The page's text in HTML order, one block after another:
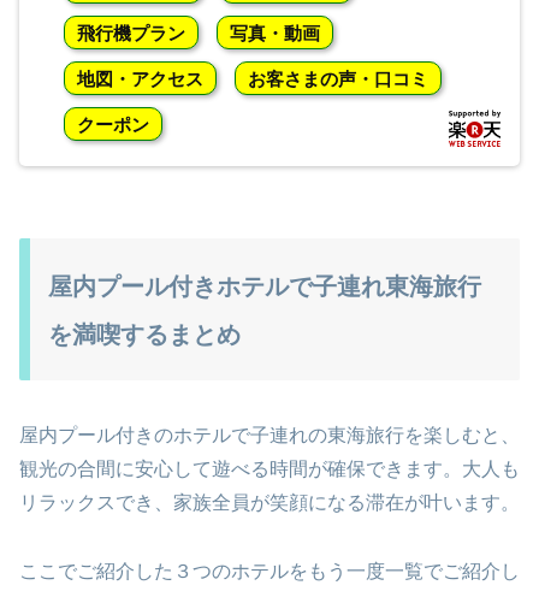
飛行機プラン 写真・動画
地図・アクセス お客さまの声・口コミ
クーポン
屋内プール付きホテルで子連れ東海旅行
を満喫するまとめ
屋内プール付きのホテルで子連れの東海旅行を楽しむと、
観光の合間に安心して遊べる時間が確保できます。大人も
リラックスでき、家族全員が笑顔になる滞在が叶います。
ここでご紹介した３つのホテルをもう一度一覧でご紹介し